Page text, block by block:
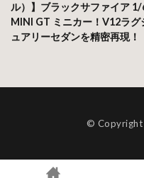
ル）】ブラックサファイア
MINI GT ミニカー！V12ラグ
ュアリーセダンを精密再現！
© Copyright